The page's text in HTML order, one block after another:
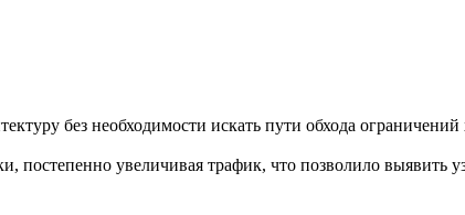
без необходимости искать пути обхода ограничений
постепенно увеличивая трафик, что позволило выявить